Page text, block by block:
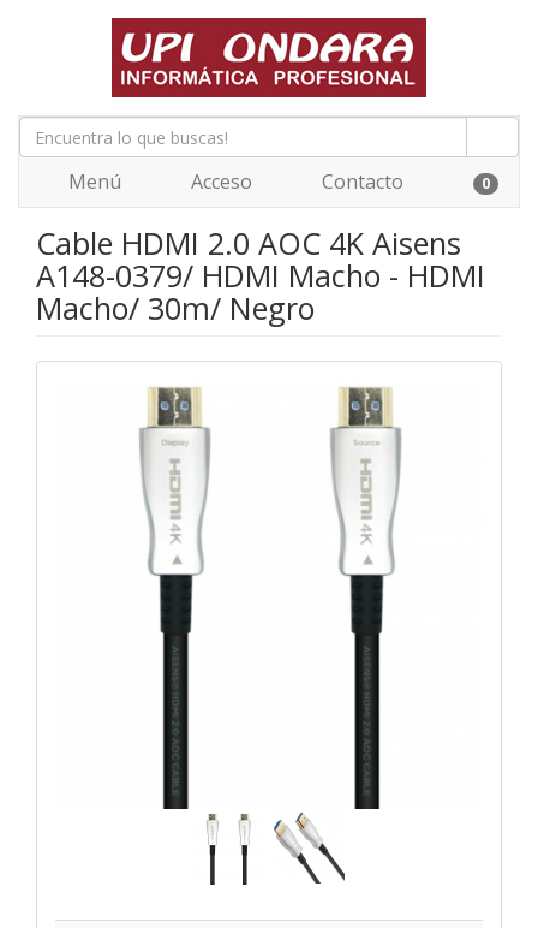
Menú Acceso Contacto 0
Cable HDMI 2.0 AOC 4K Aisens
A148-0379/ HDMI Macho - HDMI
Macho/ 30m/ Negro